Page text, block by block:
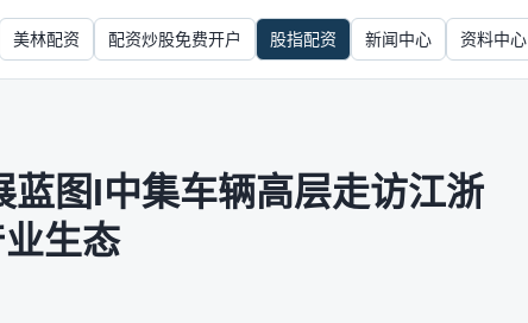
美林配资 配资炒股免费开户 股指配资 新闻中心 资料中心
图I中集车辆高层走访江浙
生态